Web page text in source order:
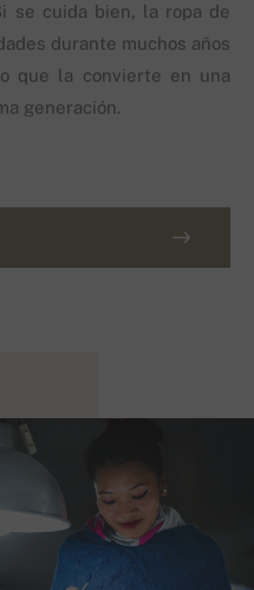
se cuida bien, la ropa de
durante muchos años
que la convierte en una
generación.